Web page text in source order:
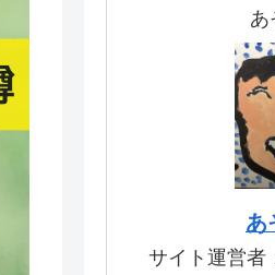
あ
あ
サイト運営者